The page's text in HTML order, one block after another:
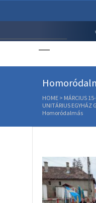
HOME > MÁRCIUS
UNITÁRIUS EGYHÁZ
Homoródalmás